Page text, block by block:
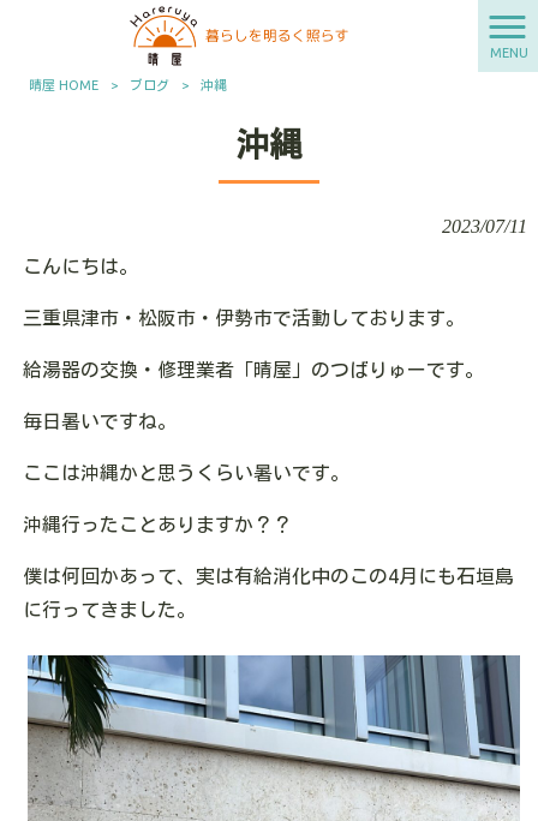
MENU
晴屋 HOME > ブログ > 沖縄
沖縄
2023/07/11
こんにちは。
三重県津市・松阪市・伊勢市で活動しております。
給湯器の交換・修理業者「晴屋」のつばりゅーです。
毎日暑いですね。
ここは沖縄かと思うくらい暑いです。
沖縄行ったことありますか？？
僕は何回かあって、実は有給消化中のこの4月にも石垣島
に行ってきました。